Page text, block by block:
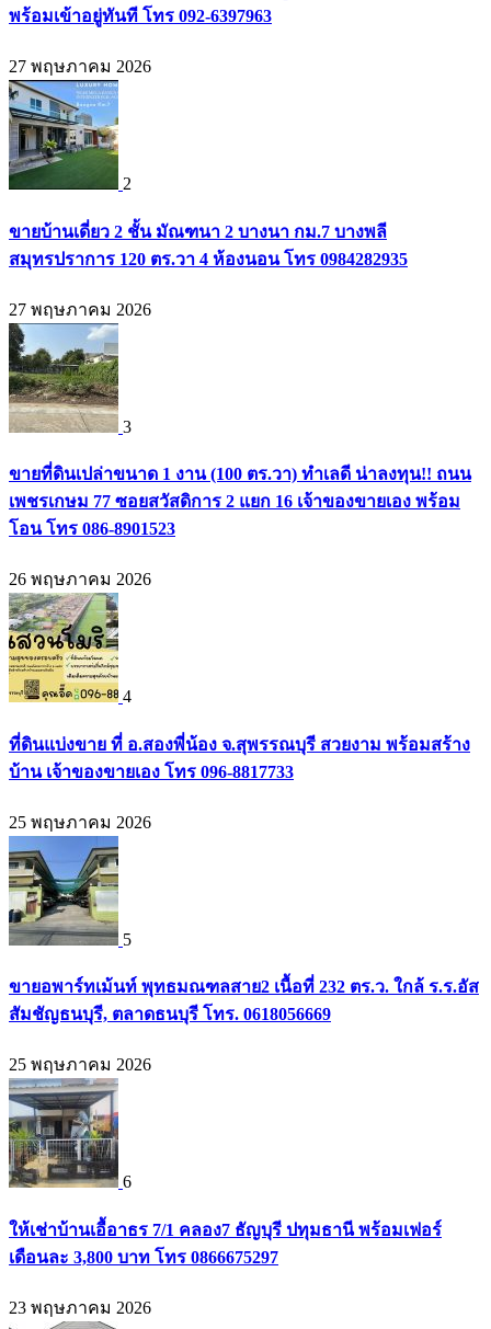
พร้อมเข้าอยู่ทันที โทร 092-6397963
27 พฤษภาคม 2026
2
ขายบ้านเดี่ยว 2 ชั้น มัณฑนา 2 บางนา กม.7 บางพลี
สมุทรปราการ 120 ตร.วา 4 ห้องนอน โทร 0984282935
27 พฤษภาคม 2026
3
ขายที่ดินเปล่าขนาด 1 งาน (100 ตร.วา) ทำเลดี น่าลงทุน!! ถนน
เพชรเกษม 77 ซอยสวัสดิการ 2 แยก 16 เจ้าของขายเอง พร้อม
โอน โทร 086-8901523
26 พฤษภาคม 2026
4
ที่ดินแบ่งขาย ที่ อ.สองพี่น้อง จ.สุพรรณบุรี สวยงาม พร้อมสร้าง
บ้าน เจ้าของขายเอง โทร 096-8817733
25 พฤษภาคม 2026
5
ขายอพาร์ทเม้นท์ พุทธมณฑลสาย2 เนื้อที่ 232 ตร.ว. ใกล้ ร.ร.อัส
สัมชัญธนบุรี, ตลาดธนบุรี โทร. 0618056669
25 พฤษภาคม 2026
6
ให้เช่าบ้านเอื้อาธร 7/1 คลอง7 ธัญบุรี ปทุมธานี พร้อมเฟอร์
เดือนละ 3,800 บาท โทร 0866675297
23 พฤษภาคม 2026